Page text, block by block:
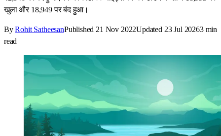
खुला और 18,949 पर बंद हुआ।
By Rohit SatheesanPublished21 Nov 2022Updated 23 Jul 20263min
read